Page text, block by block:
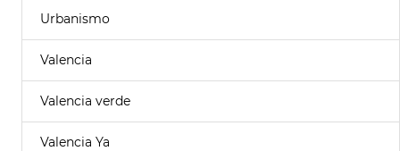
Urbanismo
Valencia
Valencia verde
Valencia Ya